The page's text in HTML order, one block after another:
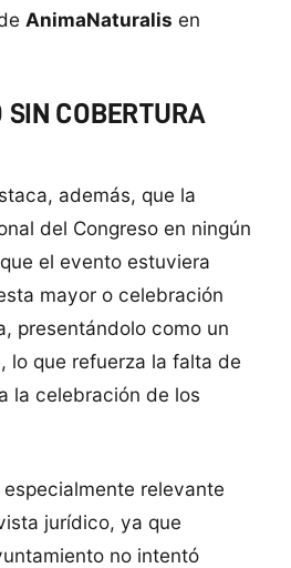
AnimaNaturalis en
SIN COBERTURA
además, que la
del Congreso en ningún
el evento estuviera
mayor o celebración
presentándolo como un
lo que refuerza la falta de
la celebración de los
relevante
jurídico, ya que
no intentó